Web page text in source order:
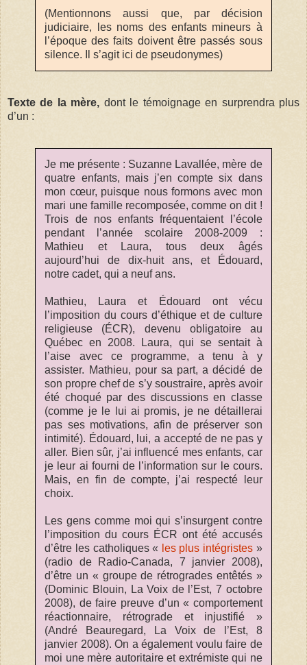
(Mentionnons aussi que, par décision
judiciaire, les noms des enfants mineurs à
l’époque des faits doivent être passés sous
silence. Il s’agit ici de pseudonymes)
Texte de la mère, dont le témoignage en surprendra plus
d’un :
Je me présente : Suzanne Lavallée, mère de
quatre enfants, mais j’en compte six dans
mon cœur, puisque nous formons avec mon
mari une famille recomposée, comme on dit !
Trois de nos enfants fréquentaient l’école
pendant l’année scolaire 2008-2009 :
Mathieu et Laura, tous deux âgés
aujourd’hui de dix-huit ans, et Édouard,
notre cadet, qui a neuf ans.
Mathieu, Laura et Édouard ont vécu
l’imposition du cours d’éthique et de culture
religieuse (ÉCR), devenu obligatoire au
Québec en 2008. Laura, qui se sentait à
l’aise avec ce programme, a tenu à y
assister. Mathieu, pour sa part, a décidé de
son propre chef de s’y soustraire, après avoir
été choqué par des discussions en classe
(comme je le lui ai promis, je ne détaillerai
pas ses motivations, afin de préserver son
intimité). Édouard, lui, a accepté de ne pas y
aller. Bien sûr, j’ai influencé mes enfants, car
je leur ai fourni de l’information sur le cours.
Mais, en fin de compte, j’ai respecté leur
choix.
Les gens comme moi qui s’insurgent contre
l’imposition du cours ÉCR ont été accusés
d’être les catholiques « les plus intégristes »
(radio de Radio-Canada, 7 janvier 2008),
d’être un « groupe de rétrogrades entêtés »
(Dominic Blouin, La Voix de l’Est, 7 octobre
2008), de faire preuve d’un « comportement
réactionnaire, rétrograde et injustifié »
(André Beauregard, La Voix de l’Est, 8
janvier 2008). On a également voulu faire de
moi une mère autoritaire et extrémiste qui ne